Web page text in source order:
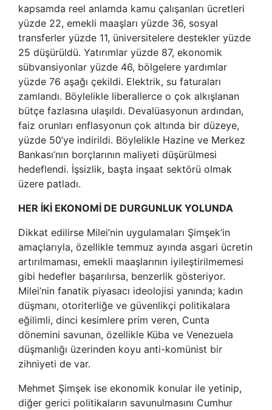
kapsamda reel anlamda kamu çalışanları ücretleri
yüzde 22, emekli maaşları yüzde 36, sosyal
transferler yüzde 11, üniversitelere destekler yüzde
25 düşürüldü. Yatırımlar yüzde 87, ekonomik
sübvansiyonlar yüzde 46, bölgelere yardımlar
yüzde 76 aşağı çekildi. Elektrik, su faturaları
zamlandı. Böylelikle liberallerce o çok alkışlanan
bütçe fazlasına ulaşıldı. Devalüasyonun ardından,
faiz orunları enflasyonun çok altında bir düzeye,
yüzde 50’ye indirildi. Böylelikle Hazine ve Merkez
Bankası’nın borçlarının maliyeti düşürülmesi
hedeflendi. İşsizlik, başta inşaat sektörü olmak
üzere patladı.
HER İKİ EKONOMİ DE DURGUNLUK YOLUNDA
Dikkat edilirse Milei’nin uygulamaları Şimşek’in
amaçlarıyla, özellikle temmuz ayında asgari ücretin
artırılmaması, emekli maaşlarının iyileştirilmemesi
gibi hedefler başarılırsa, benzerlik gösteriyor.
Milei’nin fanatik piyasacı ideolojisi yanında; kadın
düşmanı, otoriterliğe ve güvenlikçi politikalara
eğilimli, dinci kesimlere prim veren, Cunta
dönemini savunan, özellikle Küba ve Venezuela
düşmanlığı üzerinden koyu anti-komünist bir
zihniyeti de var.
Mehmet Şimşek ise ekonomik konular ile yetinip,
diğer gerici politikaların savunulmasını Cumhur